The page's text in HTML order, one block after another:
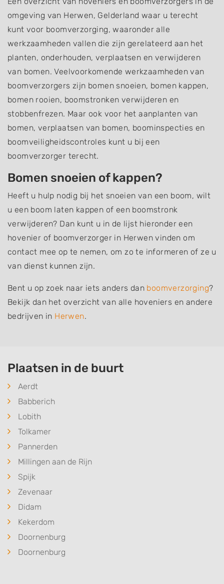
omgeving van Herwen, Gelderland waar u terecht
kunt voor boomverzorging, waaronder alle
werkzaamheden vallen die zijn gerelateerd aan het
planten, onderhouden, verplaatsen en verwijderen
van bomen. Veelvoorkomende werkzaamheden van
boomverzorgers zijn bomen snoeien, bomen kappen,
bomen rooien, boomstronken verwijderen en
stobbenfrezen. Maar ook voor het aanplanten van
bomen, verplaatsen van bomen, boominspecties en
boomveiligheidscontroles kunt u bij een
boomverzorger terecht.
Bomen snoeien of kappen?
Heeft u hulp nodig bij het snoeien van een boom, wilt
u een boom laten kappen of een boomstronk
verwijderen? Dan kunt u in de lijst hieronder een
hovenier of boomverzorger in Herwen vinden om
contact mee op te nemen, om zo te informeren of ze u
van dienst kunnen zijn.
Bent u op zoek naar iets anders dan boomverzorging?
Bekijk dan het overzicht van alle hoveniers en andere
bedrijven in Herwen.
Plaatsen in de buurt
Aerdt
Babberich
Lobith
Tolkamer
Pannerden
Millingen aan de Rijn
Spijk
Zevenaar
Didam
Kekerdom
Doornenburg
Doornenburg